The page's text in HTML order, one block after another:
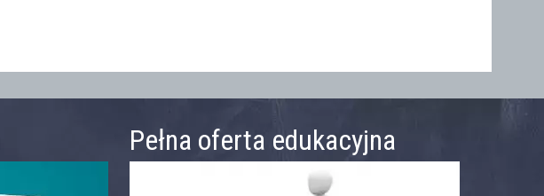
Pełna oferta edukacyjna